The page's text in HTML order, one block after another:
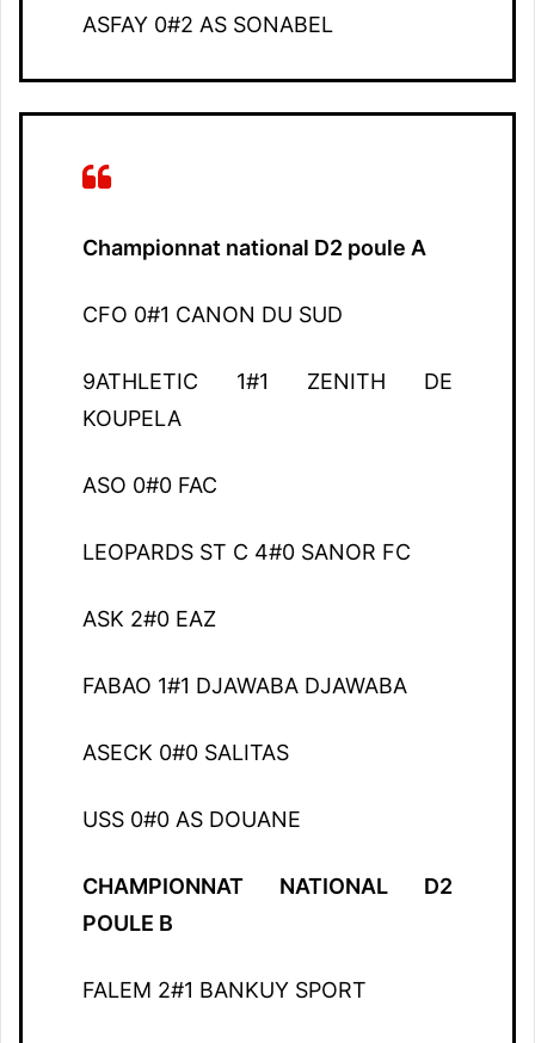
ASFAY 0#2 AS SONABEL
Championnat national D2 poule A
CFO 0#1 CANON DU SUD
9ATHLETIC 1#1 ZENITH DE
KOUPELA
ASO 0#0 FAC
LEOPARDS ST C 4#0 SANOR FC
ASK 2#0 EAZ
FABAO 1#1 DJAWABA DJAWABA
ASECK 0#0 SALITAS
USS 0#0 AS DOUANE
CHAMPIONNAT NATIONAL D2
POULE B
FALEM 2#1 BANKUY SPORT